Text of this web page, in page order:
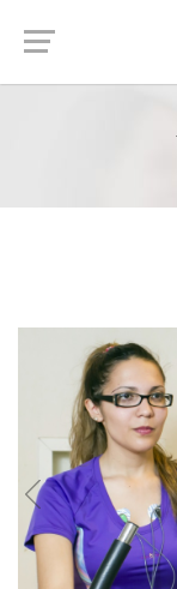
Anterior